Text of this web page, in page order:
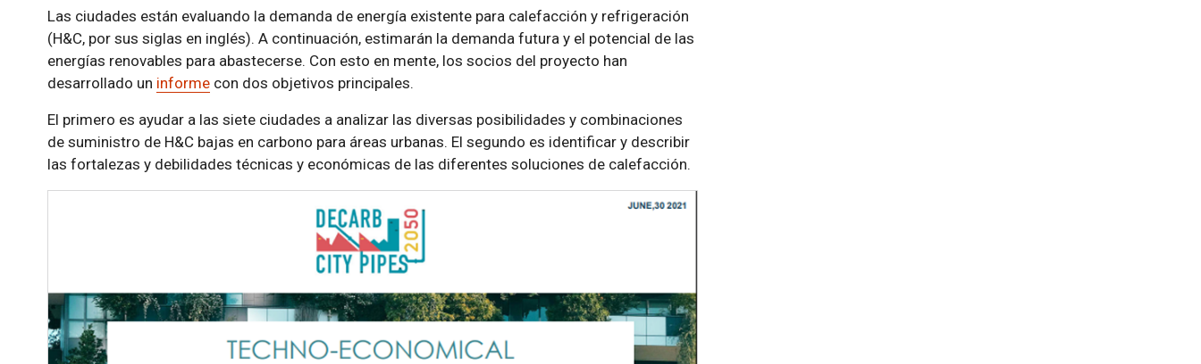
Las ciudades están evaluando la demanda de energía existente para calefacción y refrigeración
(H&C, por sus siglas en inglés). A continuación, estimarán la demanda futura y el potencial de las
energías renovables para abastecerse. Con esto en mente, los socios del proyecto han
desarrollado un informecon dos objetivos principales.
El primero es ayudar a las siete ciudades a analizar las diversas posibilidades y combinaciones
de suministro de H&C bajas en carbono para áreas urbanas. El segundo es identificar y describir
las fortalezas y debilidades técnicas y económicas de las diferentes soluciones de calefacción.